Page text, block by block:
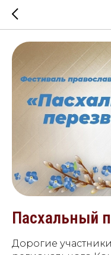
Пасхальный
Дорогие